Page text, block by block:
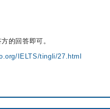
的回答即可。
IELTS/tingli/27.html